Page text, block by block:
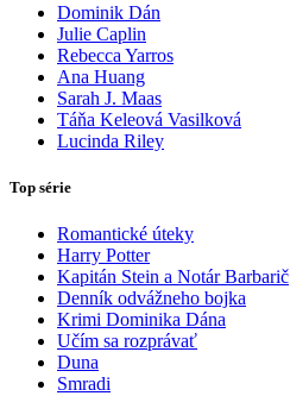
Dominik Dán
Julie Caplin
Rebecca Yarros
Ana Huang
Sarah J. Maas
Táňa Keleová Vasilková
Lucinda Riley
Top série
Romantické úteky
Harry Potter
Kapitán Stein a Notár Barbarič
Denník odvážneho bojka
Krimi Dominika Dána
Učím sa rozprávať
Duna
Smradi